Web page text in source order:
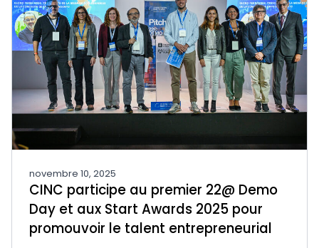
novembre 10, 2025
CINC participe au premier 22@ Demo
Day et aux Start Awards 2025 pour
promouvoir le talent entrepreneurial